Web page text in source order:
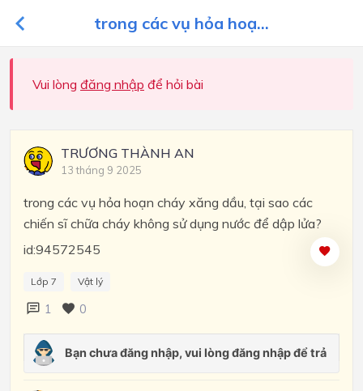
trong các vụ hỏa hoạ...
Vui lòng đăng nhập để hỏi bài
TRƯƠNG THÀNH AN
13 tháng 9 2025
trong các vụ hỏa hoạn cháy xăng dầu, tại sao các
chiến sĩ chữa cháy không sử dụng nước để dập lửa?
id:94572545
Lớp 7 Vật lý
1 0